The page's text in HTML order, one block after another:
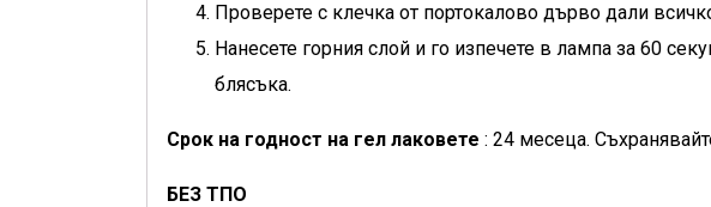
Проверете с клечка от портокалово дърво дали
Нанесете горния слой и го изпечете в лампа за 60
блясъка.
Срок на годност на гел лаковете : 24 месеца.
БЕЗ ТПО